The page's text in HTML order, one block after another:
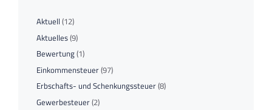
Aktuell (12)
Aktuelles(9)
Bewertung(1)
Einkommensteuer(97)
Erbschafts- und Schenkungssteuer(8)
Gewerbesteuer(2)